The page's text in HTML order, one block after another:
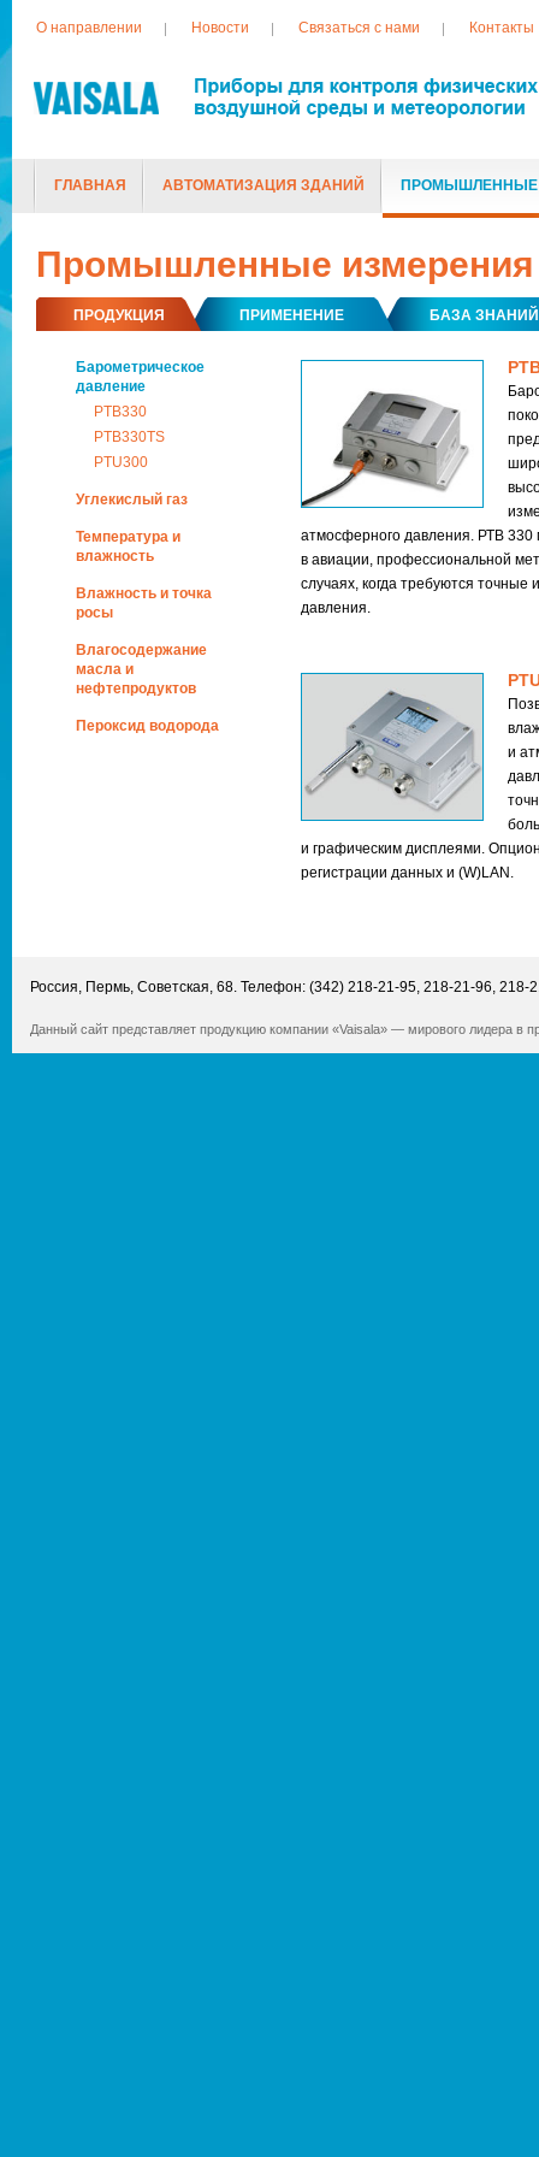
О направлении Новости Связаться с нами Контакты
ГЛАВНАЯ АВТОМАТИЗАЦИЯ ЗДАНИЙ ПРОМЫШЛЕННЫЕ
Промышленные измерения
ПРОДУКЦИЯ ПРИМЕНЕНИЕ БАЗА ЗНАНИЙ
Барометрическое
давление
PTB330
PTB330TS
PTU300
Углекислый газ
Температура и
влажность
Влажность и точка
росы
Влагосодержание
масла и
нефтепродуктов
Пероксид водорода
атмосферного давления. РТВ 330
в авиации, профессиональной
случаях, когда требуются точные
давления.
и
и графическим дисплеями.
регистрации данных и (W)LAN.
Россия, Пермь, Советская, 68. Телефон: (342) 218-21-95, 218-21-96, 218-
Данный сайт представляет продукцию компании «Vaisala» — мирового лидера в